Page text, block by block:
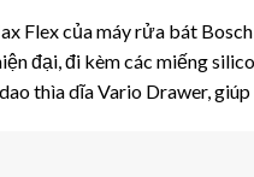
Flex của máy rửa bát
đại, đi kèm các miếng
thìa dĩa Vario Drawer,